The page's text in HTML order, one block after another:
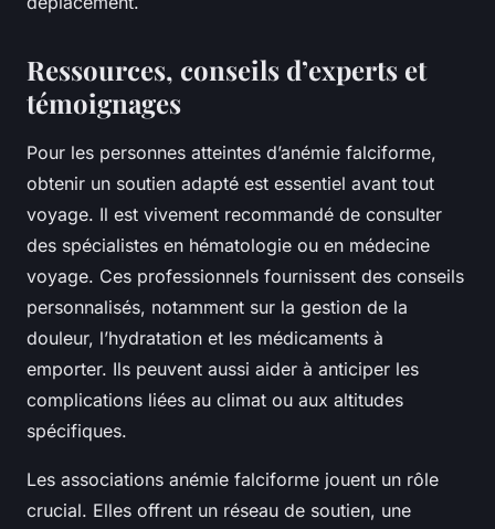
Ressources, conseils d’experts et
témoignages
Pour les personnes atteintes d’anémie falciforme,
obtenir un soutien adapté est essentiel avant tout
voyage. Il est vivement recommandé de consulter
des spécialistes en hématologie ou en médecine
voyage. Ces professionnels fournissent des conseils
personnalisés, notamment sur la gestion de la
douleur, l’hydratation et les médicaments à
emporter. Ils peuvent aussi aider à anticiper les
complications liées au climat ou aux altitudes
spécifiques.
Les associations anémie falciforme jouent un rôle
crucial. Elles offrent un réseau de soutien, une